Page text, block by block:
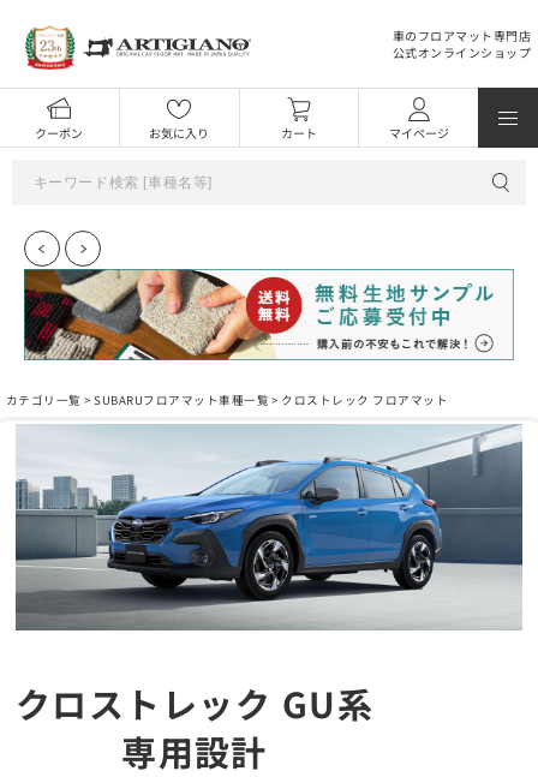
車のフロアマット専門店
公式オンラインショップ
クーポン お気に入り カート マイページ
カテゴリ一覧 >SUBARUフロアマット車種一覧 > クロストレック フロアマット
クロストレック GU系
専用設計